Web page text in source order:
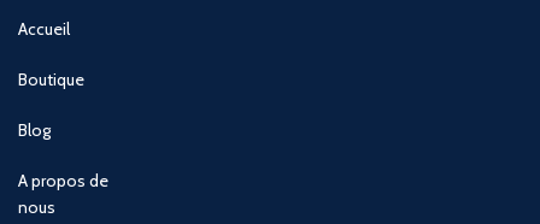
Accueil
Boutique
Blog
A propos de
nous